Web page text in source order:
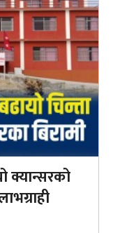
क्यान्सरको